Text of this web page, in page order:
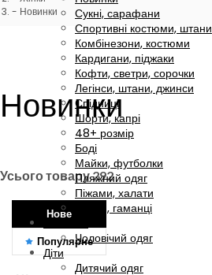
Сукні, сарафани
Спортивні костюми, штани
Комбінезони, костюми
Кардигани, піджаки
Кофти, светри, сорочки
Легінси, штани, джинси
Спідниці
Шорти, капрі
48+ розмір
Боді
Майки, футболки
Пляжний одяг
Піжами, халати
Сумки, гаманці
Чоловічий одяг
Діти
Дитячий одяг
Новинки
Новинки
Усього товару292
Нове
Популярне